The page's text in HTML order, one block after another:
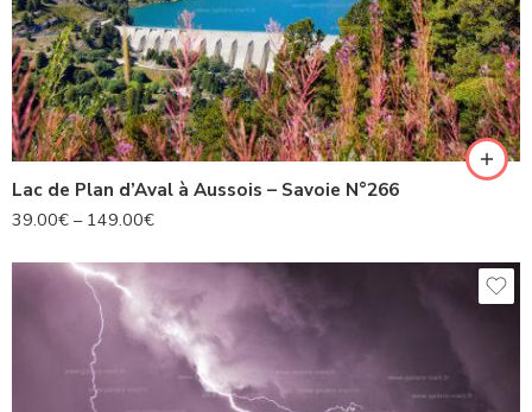
Lac de Plan d’Aval à Aussois – Savoie N°266
39.00€ – 149.00€